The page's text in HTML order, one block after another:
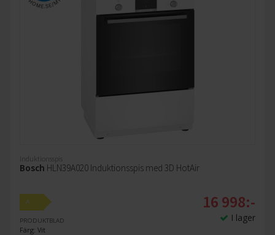
Induktionsspis
Bosch HLN39A020 Induktionsspis med 3D HotAir
A
PRODUKTBLAD
Färg: Vit
16 998:-
I lager